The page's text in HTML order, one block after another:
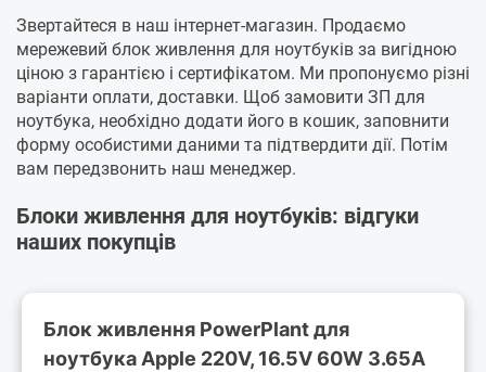
Звертайтеся в наш інтернет-магазин. Продаємо
мережевий блок живлення для ноутбуків за вигідною
ціною з гарантією і сертифікатом. Ми пропонуємо різні
варіанти оплати, доставки. Щоб замовити ЗП для
ноутбука, необхідно додати його в кошик, заповнити
форму особистими даними та підтвердити дії. Потім
вам передзвонить наш менеджер.
Блоки живлення для ноутбуків: відгуки
наших покупців
Блок живлення PowerPlant для
ноутбука Apple 220V, 16.5V 60W 3.65A